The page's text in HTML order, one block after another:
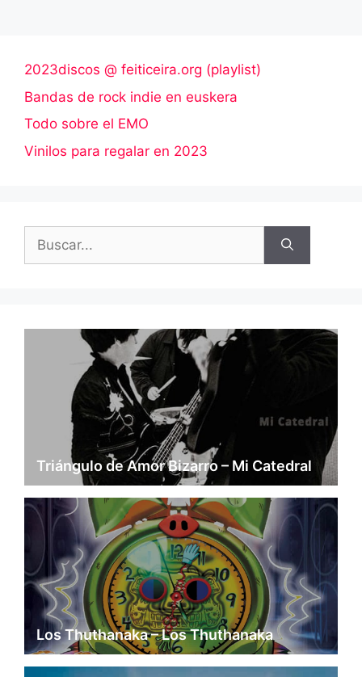
2023discos @ feiticeira.org (playlist)
Bandas de rock indie en euskera
Todo sobre el EMO
Vinilos para regalar en 2023
Triángulo de Amor Bizarro – Mi Catedral
Los Thuthanaka – Los Thuthanaka